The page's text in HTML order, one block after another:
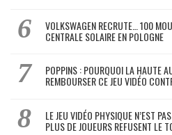
VOLKSWAGEN RECRUTE… 100
CENTRALE SOLAIRE EN POLOGNE
POPPINS : POURQUOI LA HAUTE
REMBOURSER CE JEU VIDÉO
LE JEU VIDÉO PHYSIQUE N’EST
PLUS DE JOUEURS REFUSENT LE